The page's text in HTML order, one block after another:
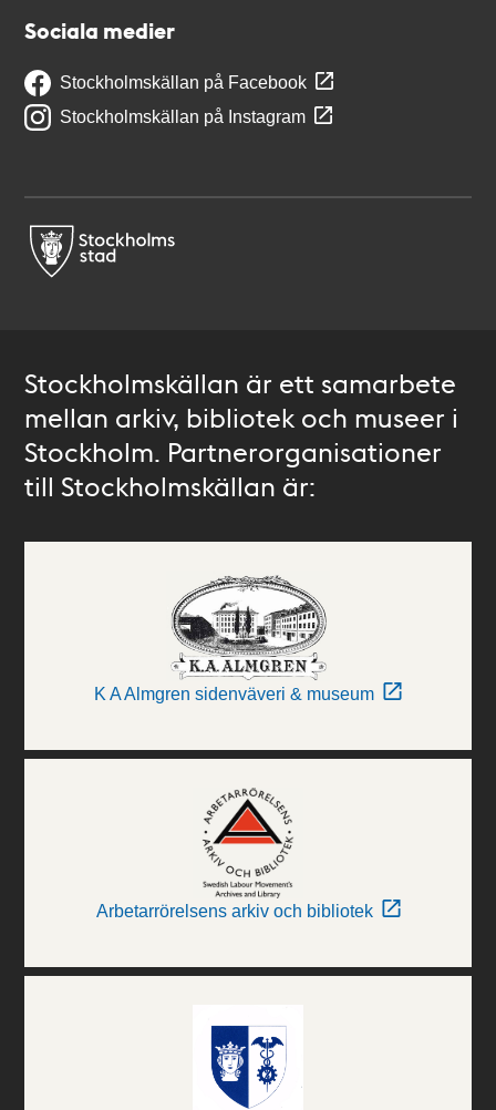
Sociala medier
Stockholmskällan på Facebook
Stockholmskällan på Instagram
Stockholmskällan är ett samarbete
mellan arkiv, bibliotek och museer i
Stockholm. Partnerorganisationer
till Stockholmskällan är:
K A Almgren sidenväveri & museum
Arbetarrörelsens arkiv och bibliotek